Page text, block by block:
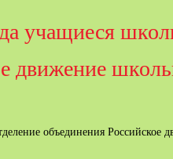
учащиеся
движение
объединения Российское